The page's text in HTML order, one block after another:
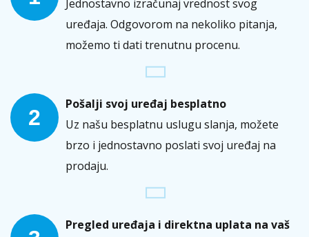
Jednostavno izračunaj vrednost svog
uređaja. Odgovorom na nekoliko pitanja,
možemo ti dati trenutnu procenu.
2
Pošalji svoj uređaj besplatno
Uz našu besplatnu uslugu slanja, možete
brzo i jednostavno poslati svoj uređaj na
prodaju.
Pregled uređaja i direktna uplata na vaš